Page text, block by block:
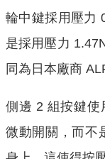
輪中鍵採用壓力
是採用壓力
同為日本廠商
側邊 2 組按鍵使
微動開關，而不